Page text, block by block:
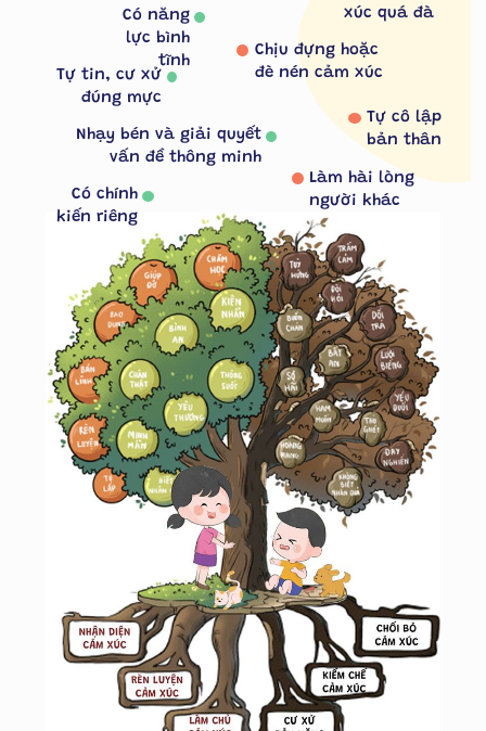
Có năng
lực bình
tĩnh
Tự tin, cư xử
đúng mực
Nhạy bén và giải quyết
vấn đề thông minh
Có chính
kiến riêng
xúc quá đà
Tự cô lập
bản thân
Chịu đựng hoặc
đè nén cảm xúc
Làm hài lòng
người khác